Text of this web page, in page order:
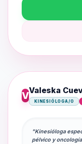
VValeska
KINESIÓLOGA/O
"Kinesióloga
pélvico y